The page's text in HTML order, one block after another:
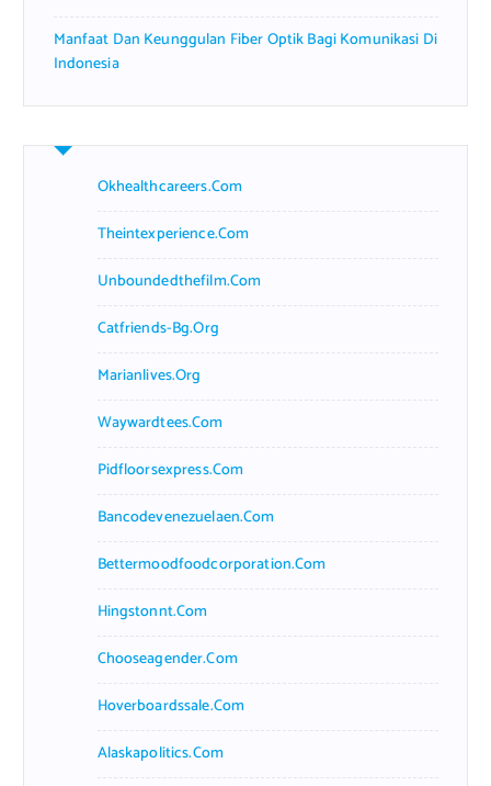
Manfaat Dan Keunggulan Fiber Optik Bagi Komunikasi Di
Indonesia
Okhealthcareers.com
Theintexperience.com
Unboundedthefilm.com
Catfriends-Bg.org
Marianlives.org
Waywardtees.com
Pidfloorsexpress.com
Bancodevenezuelaen.com
Bettermoodfoodcorporation.com
Hingstonnt.com
Chooseagender.com
Hoverboardssale.com
Alaskapolitics.com